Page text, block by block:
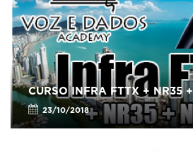
CURSO INFRA FTTX + NR35
23/10/2018